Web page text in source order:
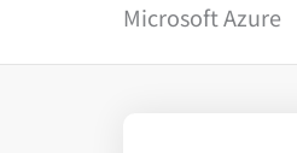
Microsoft Azure